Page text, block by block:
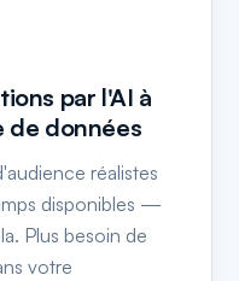
par l'AI à
de données
réalistes
disponibles —
Plus besoin de
votre